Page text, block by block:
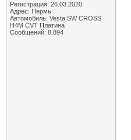
Регистрация: 26.03.2020
Адрес: Пермь
Автомобиль: Vesta SW CROSS
H4M CVT Платина
Сообщений: 8,894